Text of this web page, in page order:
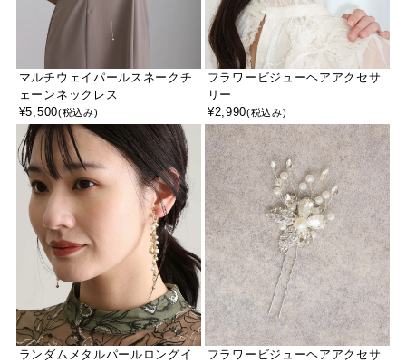
マルチウェイパールスネークチ
ェーンネックレス
¥5,500(税込み)
フラワービジューヘアアクセサ
リー
¥2,990(税込み)
ランダムメタルパールロングイ
フラワービジューヘアアクセサ